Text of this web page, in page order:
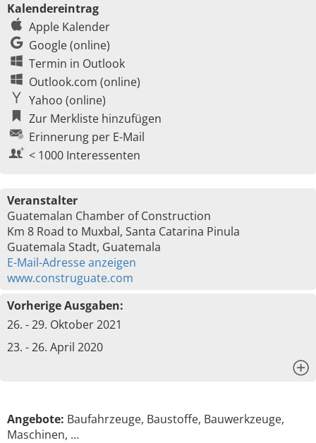
Kalendereintrag
Apple Kalender
Google (online)
Termin in Outlook
Outlook.com (online)
Yahoo (online)
Zur Merkliste hinzufügen
Erinnerung per E-Mail
< 1000 Interessenten
Veranstalter
Guatemalan Chamber of Construction
Km 8 Road to Muxbal, Santa Catarina Pinula
Guatemala Stadt, Guatemala
E-Mail-Adresse anzeigen
www.construguate.com
Vorherige Ausgaben:
26. - 29. Oktober 2021
23. - 26. April 2020
Angebote: Baufahrzeuge, Baustoffe, Bauwerkzeuge,
Maschinen, …